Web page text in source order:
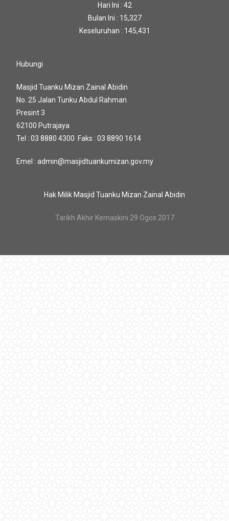
Hari Ini : 42
Bulan Ini : 15,327
Keseluruhan : 145,431
Hubungi
Masjid Tuanku Mizan Zainal Abidin
No. 25 Jalan Tunku Abdul Rahman
Presint 3
62100 Putrajaya
Tel : 03 8880 4300 Faks : 03 8890 1614
Emel : admin@masjidtuankumizan.gov.my
Hak Milik Masjid Tuanku Mizan Zainal Abidin
Tarikh Akhir Kemaskini 29 Ogos 2017